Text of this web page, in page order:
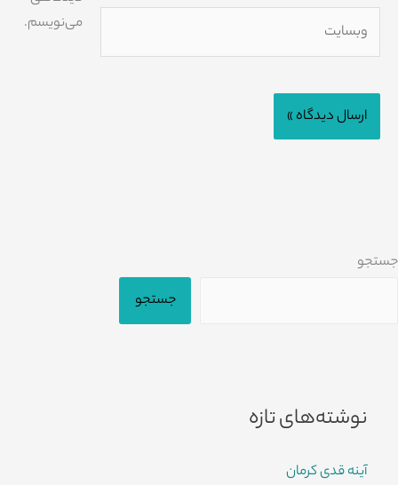
وبسایت
می‌نویسم.
جستجو
جستجو
نوشته‌های تازه
آینه قدی کرمان